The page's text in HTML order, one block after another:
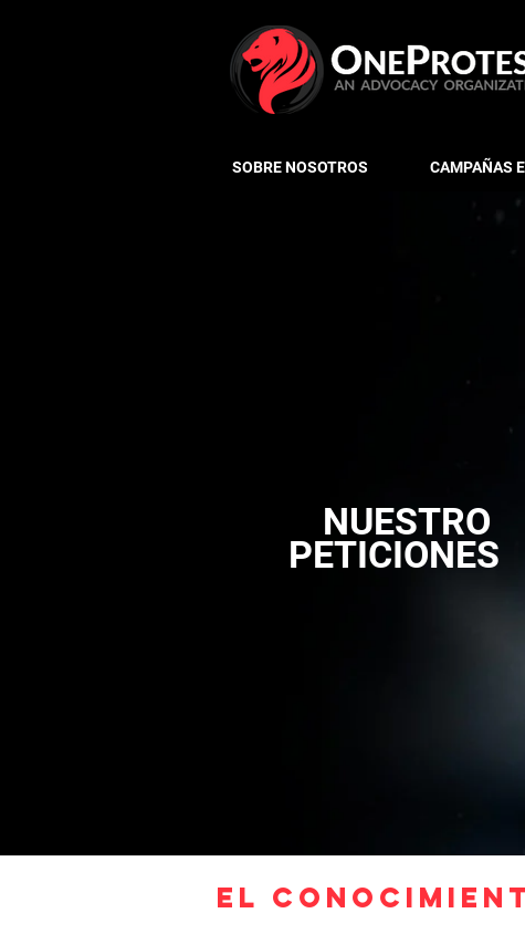
SOBRE NOSOTROS CAMPAÑAS
NUESTRO
PETICIONES
El